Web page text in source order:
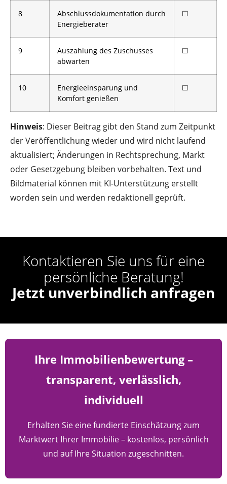
8
Abschlussdokumentation durch
Energieberater
☐
9
Auszahlung des Zuschusses
abwarten
☐
10
Energieeinsparung und
Komfort genießen
☐
Hinweis: Dieser Beitrag gibt den Stand zum Zeitpunkt
der Veröffentlichung wieder und wird nicht laufend
aktualisiert; Änderungen in Rechtsprechung, Markt
oder Gesetzgebung bleiben vorbehalten. Text und
Bildmaterial können mit KI-Unterstützung erstellt
worden sein und werden redaktionell geprüft.
Kontaktieren Sie uns für eine
persönliche Beratung!
Jetzt unverbindlich anfragen
Ihre Immobilienbewertung –
transparent, verlässlich,
individuell
Erhalten Sie eine fundierte Einschätzung zum
Marktwert Ihrer Immobilie – kostenlos, persönlich
und auf Ihre Situation zugeschnitten.